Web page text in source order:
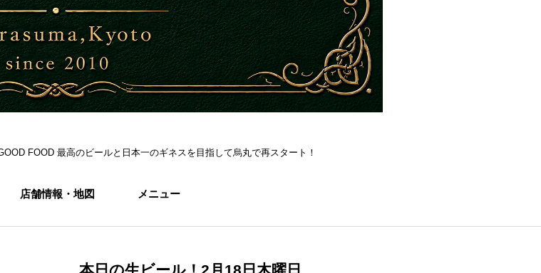
FOOD 最高のビールと日本一のギネスを目指して烏丸で再スタート！
店舗情報・地図 メニュー